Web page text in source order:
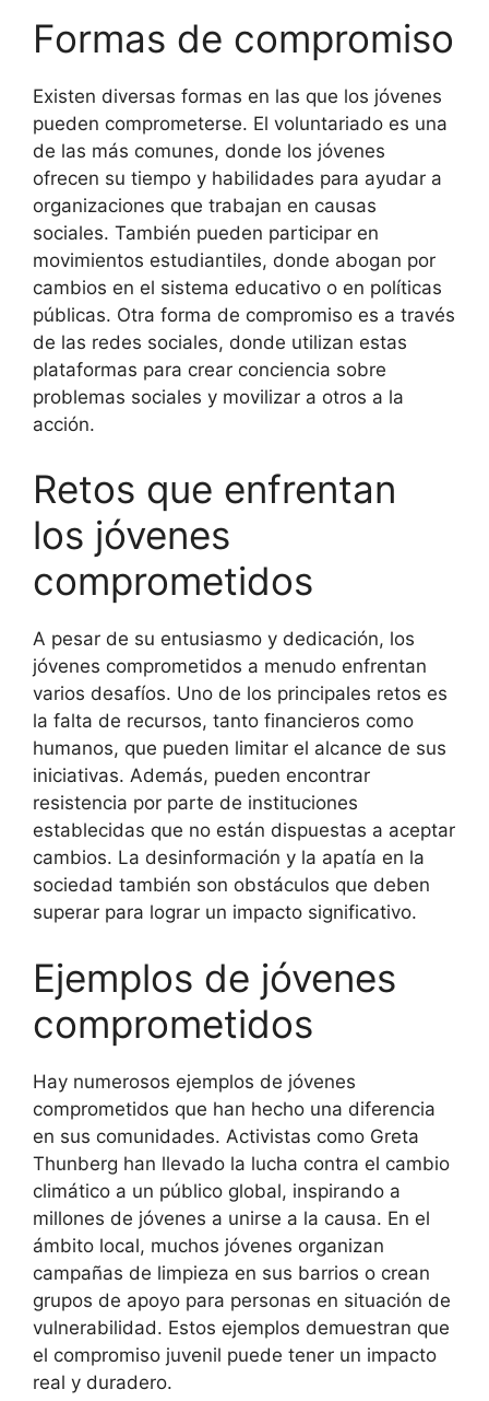
Formas de compromiso
Existen diversas formas en las que los jóvenes
pueden comprometerse. El voluntariado es una
de las más comunes, donde los jóvenes
ofrecen su tiempo y habilidades para ayudar a
organizaciones que trabajan en causas
sociales. También pueden participar en
movimientos estudiantiles, donde abogan por
cambios en el sistema educativo o en políticas
públicas. Otra forma de compromiso es a través
de las redes sociales, donde utilizan estas
plataformas para crear conciencia sobre
problemas sociales y movilizar a otros a la
acción.
Retos que enfrentan
los jóvenes
comprometidos
A pesar de su entusiasmo y dedicación, los
jóvenes comprometidos a menudo enfrentan
varios desafíos. Uno de los principales retos es
la falta de recursos, tanto financieros como
humanos, que pueden limitar el alcance de sus
iniciativas. Además, pueden encontrar
resistencia por parte de instituciones
establecidas que no están dispuestas a aceptar
cambios. La desinformación y la apatía en la
sociedad también son obstáculos que deben
superar para lograr un impacto significativo.
Ejemplos de jóvenes
comprometidos
Hay numerosos ejemplos de jóvenes
comprometidos que han hecho una diferencia
en sus comunidades. Activistas como Greta
Thunberg han llevado la lucha contra el cambio
climático a un público global, inspirando a
millones de jóvenes a unirse a la causa. En el
ámbito local, muchos jóvenes organizan
campañas de limpieza en sus barrios o crean
grupos de apoyo para personas en situación de
vulnerabilidad. Estos ejemplos demuestran que
el compromiso juvenil puede tener un impacto
real y duradero.